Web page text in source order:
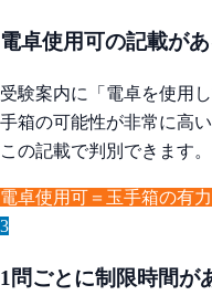
電卓使用可の記載が
受験案内に「電卓を使用
手箱の可能性が非常に高
この記載で判別できます。
電卓使用可＝玉手箱の有
3
1問ごとに制限時間が